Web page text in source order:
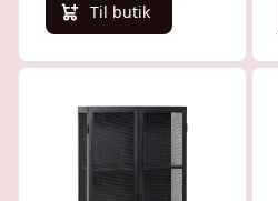
Til butik